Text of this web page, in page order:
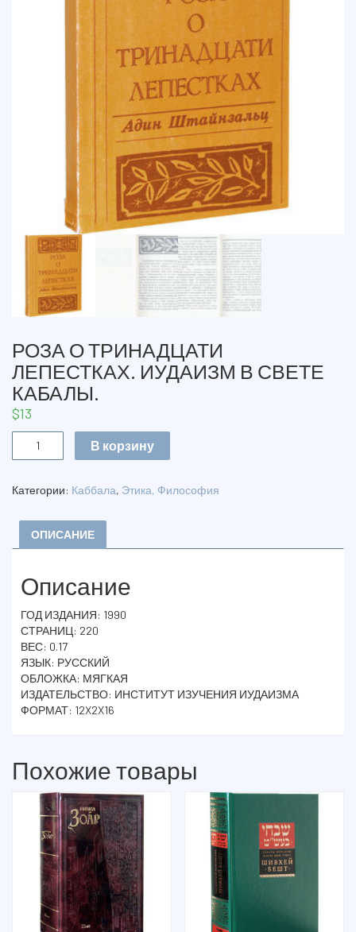
РОЗА О ТРИНАДЦАТИ
ЛЕПЕСТКАХ. ИУДАИЗМ В СВЕТЕ
КАБАЛЫ.
$13
РОЗА
ТРИНАДЦАТИ
ИУДАИЗМ
СВЕТЕ
В корзину
Категории: Каббала, Этика, Философия
ОПИСАНИЕ
Описание
ГОД ИЗДАНИЯ: 1990
СТРАНИЦ: 220
ВЕС: 0.17
ЯЗЫК: РУССКИЙ
ОБЛОЖКА: МЯГКАЯ
ИЗДАТЕЛЬСТВО: ИНСТИТУТ ИЗУЧЕНИЯ ИУДАИЗМА
ФОРМАТ: 12X2X16
Похожие товары